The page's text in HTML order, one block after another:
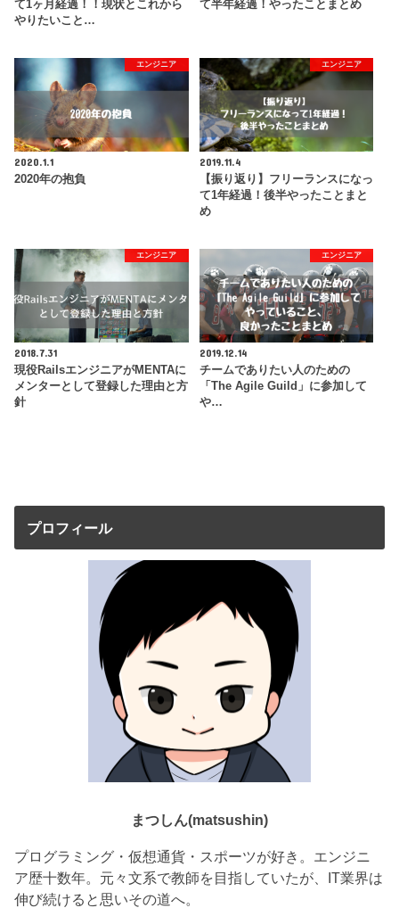
て1ヶ月経過！！現状とこれから
やりたいこと…
て半年経過！やったことまとめ
エンジニア
2020.1.1
2020年の抱負
エンジニア
2019.11.4
【振り返り】フリーランスになっ
て1年経過！後半やったことまと
め
エンジニア
2018.7.31
現役RailsエンジニアがMENTAに
メンターとして登録した理由と方
針
エンジニア
2019.12.14
チームでありたい人のための
「The Agile Guild」に参加して
や…
プロフィール
まつしん(matsushin)
プログラミング・仮想通貨・スポーツが好き。エンジニ
ア歴十数年。元々文系で教師を目指していたが、IT業界は
伸び続けると思いその道へ。